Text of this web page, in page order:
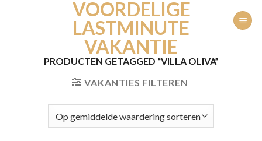
VOORDELIGE
LASTMINUTE
VAKANTIE
PRODUCTEN GETAGGED “VILLA OLIVA”
VAKANTIES FILTEREN